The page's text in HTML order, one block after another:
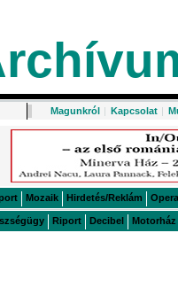
Magunkról | Kapcsolat |
Mozaik Hirdetés/Reklám Opera
Riport Decibel Motorház